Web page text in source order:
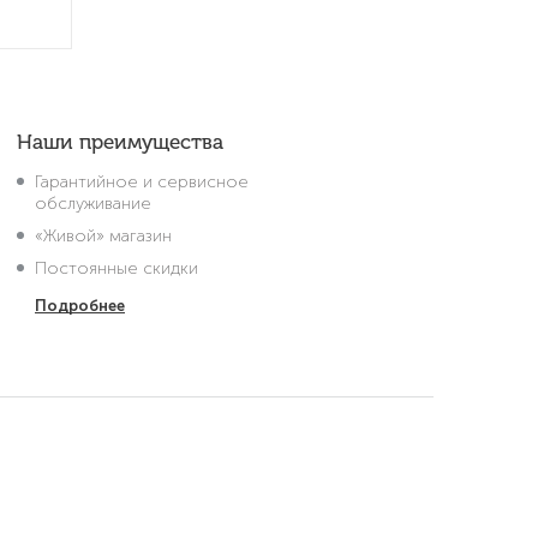
Наши преимущества
Гарантийное и сервисное
обслуживание
«Живой» магазин
Постоянные скидки
Подробнее